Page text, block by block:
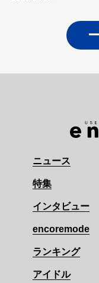
ニュース
特集
インタビュー
encoremode
ランキング
アイドル